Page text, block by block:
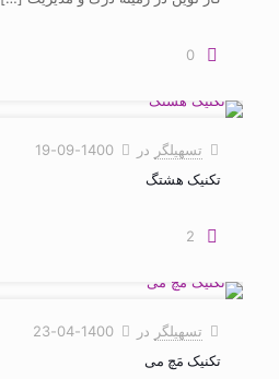
0
تسهیلگر در
1400-09-19
تکنیک هشتگ
2
تسهیلگر در
1400-04-23
تکنیک مَچ‌ می